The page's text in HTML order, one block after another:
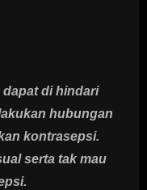
di hindari
hubungan
kontrasepsi.
serta tak mau